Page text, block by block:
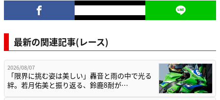
最新の関連記事(レース)
2026/08/07
「限界に挑む姿は美しい」轟音と雨の中で光る
絆。若月佑美と振り返る、鈴鹿8耐が…